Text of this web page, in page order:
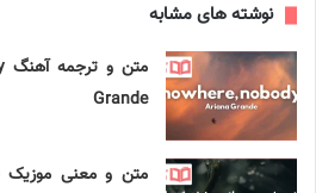
نوشته های مشابه
Grande